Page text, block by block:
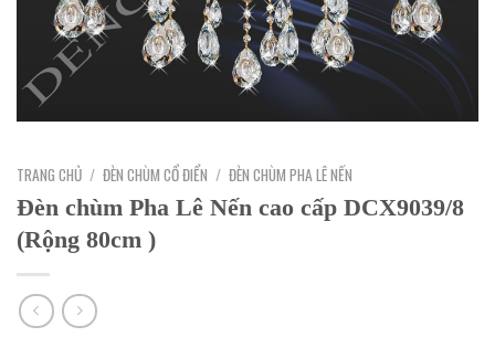
TRANG CHỦ / ĐÈN CHÙM CỔ ĐIỂN / ĐÈN CHÙM PHA LÊ NẾN
Đèn chùm Pha Lê Nến cao cấp DCX9039/8
(Rộng 80cm )